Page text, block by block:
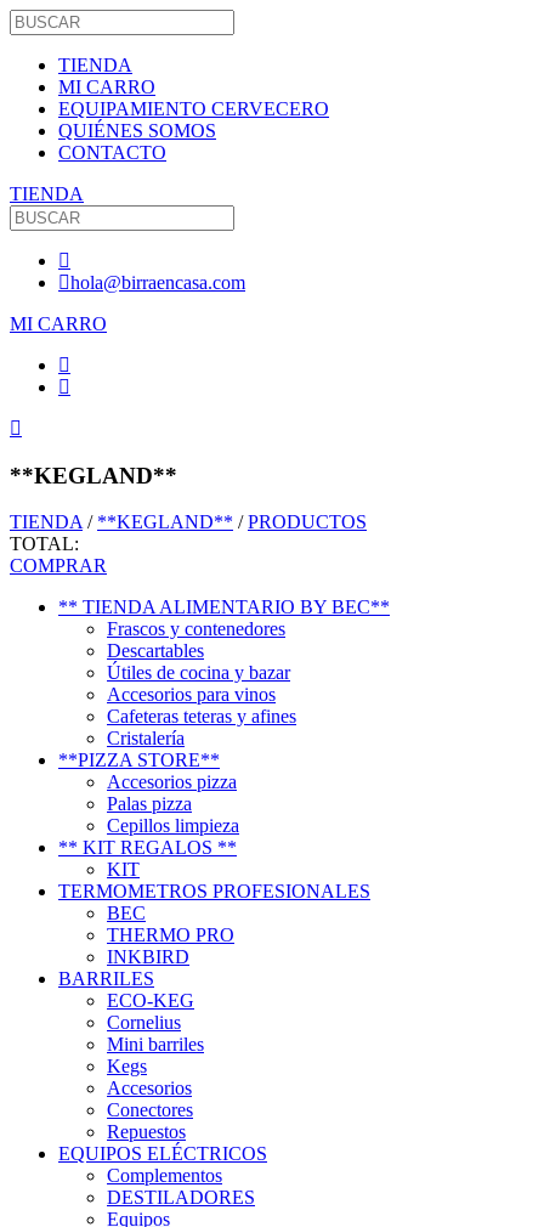
TIENDA
MI CARRO
EQUIPAMIENTO CERVECERO
QUIÉNES SOMOS
CONTACTO
TIENDA
hola@birraencasa.com
MI CARRO
**KEGLAND**
TIENDA/ **KEGLAND** /PRODUCTOS
TOTAL:
COMPRAR
** TIENDA ALIMENTARIO BY BEC**
Frascos y contenedores
Descartables
Útiles de cocina y bazar
Accesorios para vinos
Cafeteras teteras y afines
Cristalería
**PIZZA STORE**
Accesorios pizza
Palas pizza
Cepillos limpieza
** KIT REGALOS **
KIT
TERMOMETROS PROFESIONALES
BEC
THERMO PRO
INKBIRD
BARRILES
ECO-KEG
Cornelius
Mini barriles
Kegs
Accesorios
Conectores
Repuestos
EQUIPOS ELÉCTRICOS
Complementos
DESTILADORES
Equipos